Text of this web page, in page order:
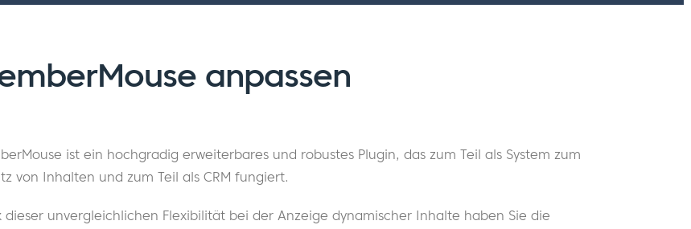
anpassen
ist ein hochgradig erweiterbares und robustes Plugin, das zum Teil als System zum
von Inhalten und zum Teil als CRM fungiert.
dieser unvergleichlichen Flexibilität bei der Anzeige dynamischer Inhalte haben Sie die